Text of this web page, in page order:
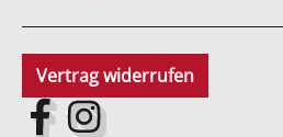
Vertrag widerrufen